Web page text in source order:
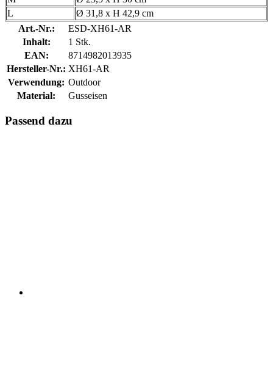
L
Ø 31,8 x H 42,9 cm
Art.-Nr.:
ESD-XH61-AR
Inhalt:
1 Stk.
EAN:
8714982013935
Hersteller-Nr.: XH61-AR
Verwendung: Outdoor
Material:
Gusseisen
Passend dazu